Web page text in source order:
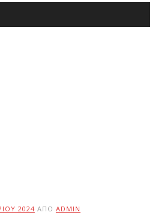
2024 ΑΠΌ ADMIN